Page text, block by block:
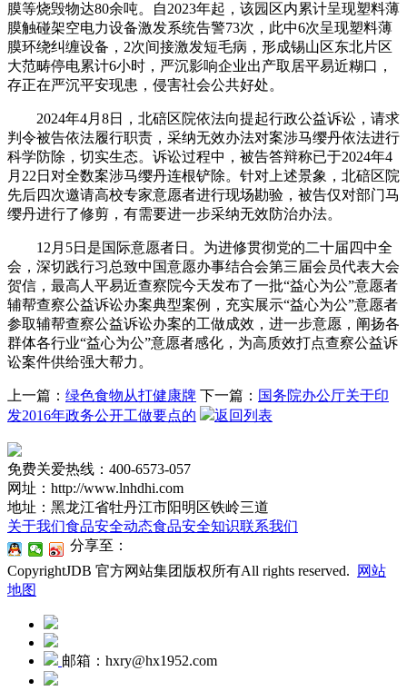
膜等烧毁物达80余吨。自2023年起，该园区内累计呈现塑料薄
膜触碰架空电力设备激发系统告警73次，此中6次呈现塑料薄
膜环绕纠缠设备，2次间接激发短毛病，形成锡山区东北片区
大范畴停电累计6小时，严沉影响企业出产取居平易近糊口，
存正在严沉平安现患，侵害社会公共好处。
2024年4月8日，北碚区院依法向提起行政公益诉讼，请求
判令被告依法履行职责，采纳无效办法对案涉马缨丹依法进行
科学防除，切实生态。诉讼过程中，被告答辩称已于2024年4
月22日对全数案涉马缨丹连根铲除。针对上述景象，北碚区院
先后四次邀请高校专家意愿者进行现场勘验，被告仅对部门马
缨丹进行了修剪，有需要进一步采纳无效防治办法。
12月5日是国际意愿者日。为进修贯彻党的二十届四中全
会，深切践行习总致中国意愿办事结合会第三届会员代表大会
贺信，最高人平易近查察院今天发布了一批“益心为公”意愿者
辅帮查察公益诉讼办案典型案例，充实展示“益心为公”意愿者
参取辅帮查察公益诉讼办案的工做成效，进一步意愿，阐扬各
群体各行业“益心为公”意愿者感化，为高质效打点查察公益诉
讼案件供给强大帮力。
上一篇： 绿色食物从打健康牌 下一篇： 国务院办公厅关于印
发2016年政务公开工做要点的
返回列表
免费关爱热线：400-6573-057
网址：http://www.lnhdhi.com
地址：黑龙江省牡丹江市阳明区铁岭三道
关于我们食品安全动态食品安全知识联系我们
分享至：
CopyrightJDB 官方网站集团版权所有All rights reserved.
网站
地图
邮箱：hxry@hx1952.com